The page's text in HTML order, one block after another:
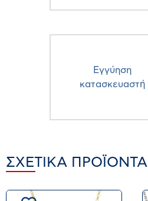
Eγγύηση
κατασκευαστή
ΣΧΕΤΙΚΆ ΠΡΟΪΌΝΤΑ